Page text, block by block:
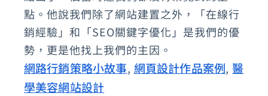
點。他說我們除了網站建置之外，「在線行
銷經驗」和「SEO關鍵字優化」是我們的優
勢，更是他找上我們的主因。
網路行銷策略小故事, 網頁設計作品案例,醫
學美容網站設計
分
享-
年
銷
800